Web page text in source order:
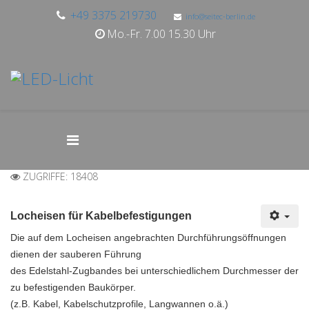
+49 3375 219730 info@seitec-berlin.de
Mo.-Fr. 7.00 15.30 Uhr
ZUGRIFFE: 18408
Locheisen für Kabelbefestigungen
Die auf dem Locheisen angebrachten Durchführungsöffnungen
dienen der sauberen Führung
des Edelstahl-Zugbandes bei unterschiedlichem Durchmesser der
zu befestigenden Baukörper.
(z.B. Kabel, Kabelschutzprofile, Langwannen o.ä.)